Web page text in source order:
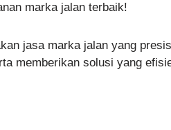
marka jalan terbaik!
jasa marka jalan yang
memberikan solusi yang